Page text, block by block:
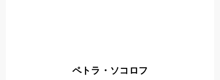
ペトラ・ソコロフ